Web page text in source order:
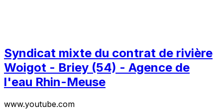
Syndicat mixte du contrat de rivière
Woigot - Briey (54) - Agence de
l'eau Rhin-Meuse
www.youtube.com